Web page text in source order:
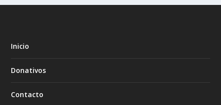
Inicio
Donativos
Contacto